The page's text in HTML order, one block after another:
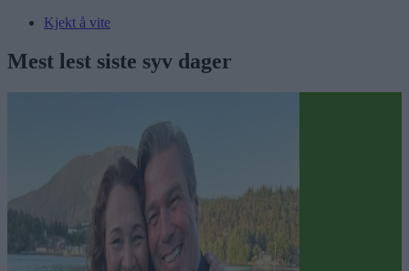
Kjekt å vite
Mest lest siste syv dager